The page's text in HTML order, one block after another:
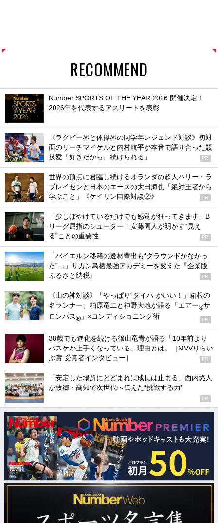
RECOMMEND
Number SPORTS OF THE YEAR 2026 開催決定！
2026年を代表するアスリートを表彰
《ラグビー界と体操界の同学年レジェンド対談》初対
面のリーチマイケルと内村航平が本音で語り合った競
技愛「好きだから、続けられる」
PR
世界の頂点に君臨し続けるオランダの超人ハリー・ラ
ブレイセンと日本のエースの太田海也「絶対王者から
学ぶこと」《ケイリン国際対談②》
PR
「少しぼやけているだけでも感覚が狂ってきます」B
リーグ屈指のシューター・安藤周人が明かす“見え
る”ことの重要性
PR
「バイエルン移籍の逸材輩出も“グラウンドがなかっ
た”…」サガン鳥栖最強アカデミーを変えた『企業版
ふるさと納税』
PR
《山の神対談》「やっぱり“タイパ”がいい！」箱根の
名ランナー、柏原竜二と神野大地が語る「エアー®サ
ロンパス® 」×コンディショニング術 PR
38歳でも進化を続ける篠山竜青が語る「10年前より
バスケが上手くなっている」理由とは。［MVVりらい
ぶ賞 受賞者インタビュー］
PR
「安定した場所にとどまれば成長は止まる」西内悠人
が故郷・高知で次世代へ伝えた“挑戦する力”
PR